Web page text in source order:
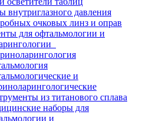
внутриглазного давления
очковых линз и оправ
для офтальмологии и
и
из титанового сплава
наборы для
и